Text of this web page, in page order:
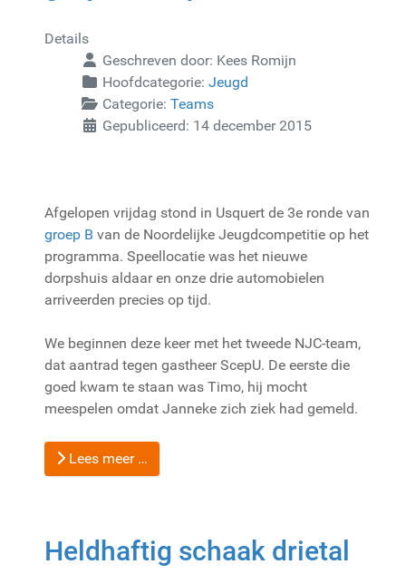
Details
Geschreven door: Kees Romijn
Hoofdcategorie: Jeugd
Categorie: Teams
Gepubliceerd: 14 december 2015
Afgelopen vrijdag stond in Usquert de 3e ronde van
groep B van de Noordelijke Jeugdcompetitie op het
programma. Speellocatie was het nieuwe
dorpshuis aldaar en onze drie automobielen
arriveerden precies op tijd.
We beginnen deze keer met het tweede NJC-team,
dat aantrad tegen gastheer ScepU. De eerste die
goed kwam te staan was Timo, hij mocht
meespelen omdat Janneke zich ziek had gemeld.
Lees meer …
Heldhaftig schaak drietal